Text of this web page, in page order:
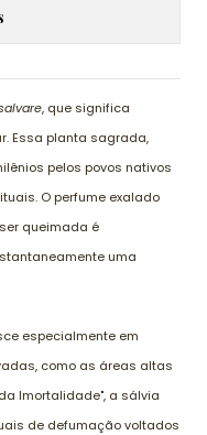
, que significa
Essa planta sagrada,
pelos povos nativos
O perfume exalado
queimada é
uma
especialmente em
como as áreas altas
Imortalidade", a sálvia
de defumação voltados